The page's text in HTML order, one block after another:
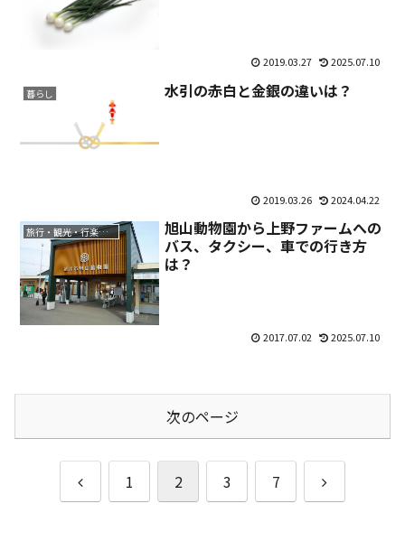
2019.03.27 2025.07.10
暮らし 水引の赤白と金銀の違いは？
2019.03.26 2024.04.22
旅行・観光・行楽・レジャー
旭山動物園から上野ファームへの
バス、タクシー、車での行き方
は？
2017.07.02 2025.07.10
次のページ
前
1 2 3 7
次